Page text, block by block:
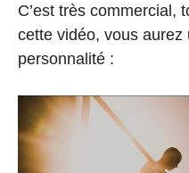
C’est très commercial,
cette vidéo, vous aurez
personnalité :